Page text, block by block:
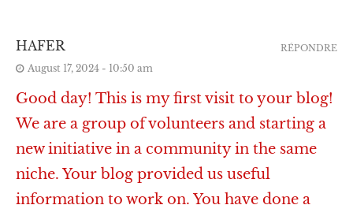
HAFER
August 17, 2024 - 10:50 am
Good day! This is my first visit to your blog!
We are a group of volunteers and starting a
new initiative in a community in the same
niche. Your blog provided us useful
information to work on. You have done a
RÉPONDRE